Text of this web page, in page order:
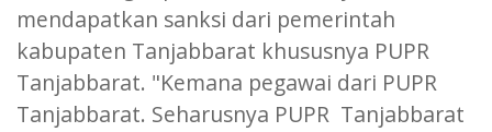
mendapatkan sanksi dari pemerintah
kabupaten Tanjabbarat khususnya PUPR
Tanjabbarat. "Kemana pegawai dari PUPR
Tanjabbarat. Seharusnya PUPR Tanjabbarat